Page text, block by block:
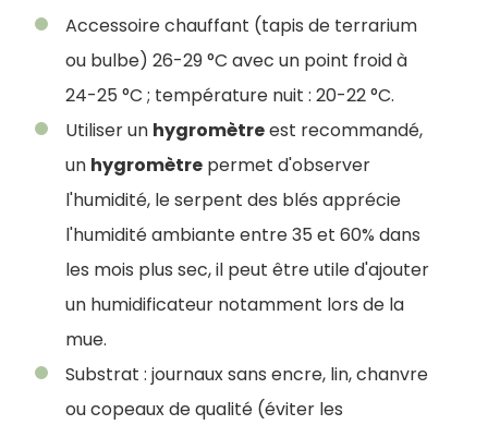
Accessoire chauffant (tapis de terrarium
ou bulbe) 26-29 °C avec un point froid à
24-25 °C ; température nuit : 20-22 °C.
Utiliser un hygromètreest recommandé,
un hygromètre permet d'observer
l'humidité, le serpent des blés apprécie
l'humidité ambiante entre 35 et 60% dans
les mois plus sec, il peut être utile d'ajouter
un humidificateur notamment lors de la
mue.
Substrat : journaux sans encre, lin, chanvre
ou copeaux de qualité (éviter les